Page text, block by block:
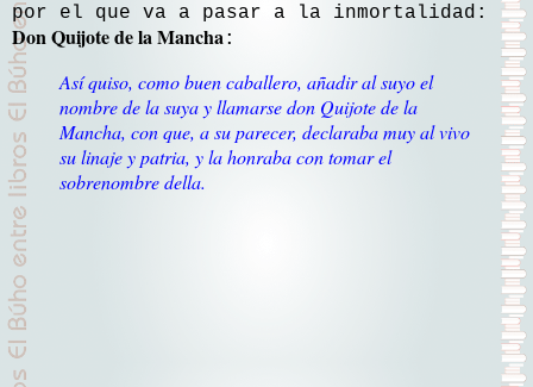
por el que va a pasar a la inmortalidad:
Don Quijote de la Mancha:
Así quiso, como buen caballero, añadir al suyo el
nombre de la suya y llamarse don Quijote de la
Mancha, con que, a su parecer, declaraba muy al vivo
su linaje y patria, y la honraba con tomar el
sobrenombre della.